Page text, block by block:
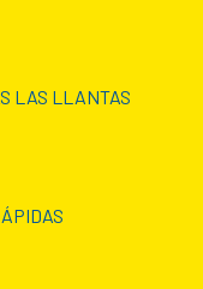
LAS LLANTAS